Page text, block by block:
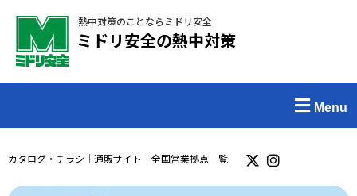
熱中対策のことならミドリ安全
ミドリ安全の熱中対策
Menu
カタログ・チラシ ｜ 通販サイト ｜ 全国営業拠点一覧